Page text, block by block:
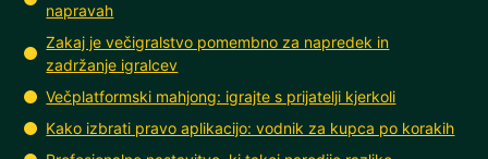
napravah
Zakaj je večigralstvo pomembno za napredek in
zadržanje igralcev
Večplatformski mahjong: igrajte s prijatelji kjerkoli
Kako izbrati pravo aplikacijo: vodnik za kupca po korakih